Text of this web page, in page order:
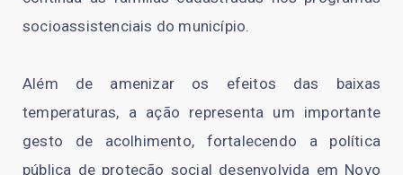
socioassistenciais do município.
Além de amenizar os efeitos das baixas
temperaturas, a ação representa um importante
gesto de acolhimento, fortalecendo a política
pública de proteção social desenvolvida em Novo